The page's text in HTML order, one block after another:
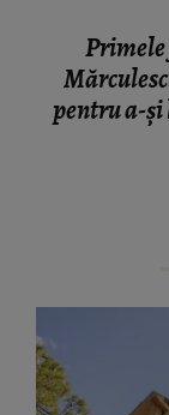
pentru a-și